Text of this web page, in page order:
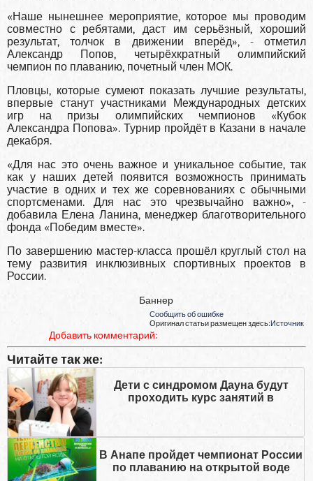
«Наше нынешнее мероприятие, которое мы проводим
совместно с ребятами, даст им серьёзный, хороший
результат, толчок в движении вперёд», - отметил
Александр Попов, четырёхкратный олимпийский
чемпион по плаванию, почетный член МОК.
Пловцы, которые сумеют показать лучшие результаты,
впервые станут участниками Международных детских
игр на призы олимпийских чемпионов «Кубок
Александра Попова». Турнир пройдёт в Казани в начале
декабря.
«Для нас это очень важное и уникальное событие, так
как у наших детей появится возможность принимать
участие в одних и тех же соревнованиях с обычными
спортсменами. Для нас это чрезвычайно важно», -
добавила Елена Ланина, менеджер благотворительного
фонда «Победим вместе».
По завершению мастер-класса прошёл круглый стол на
тему развития инклюзивных спортивных проектов в
России.
Баннер
Сообщить об ошибке
Оригинал статьи размещен здесь:Источник
Добавить комментарий:
Читайте так же:
Дети с синдромом Дауна будут
проходить курс занятий в
В Анапе пройдет чемпионат России
по плаванию на открытой воде